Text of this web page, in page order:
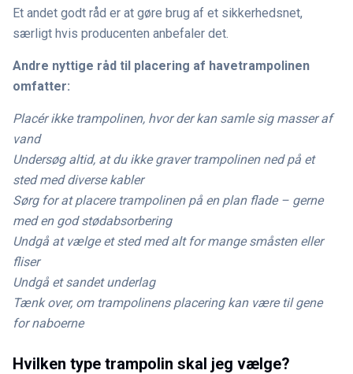
Et andet godt råd er at gøre brug af et sikkerhedsnet,
særligt hvis producenten anbefaler det.
Andre nyttige råd til placering af havetrampolinen
omfatter:
Placér ikke trampolinen, hvor der kan samle sig masser af
vand
Undersøg altid, at du ikke graver trampolinen ned på et
sted med diverse kabler
Sørg for at placere trampolinen på en plan flade – gerne
med en god stødabsorbering
Undgå at vælge et sted med alt for mange småsten eller
fliser
Undgå et sandet underlag
Tænk over, om trampolinens placering kan være til gene
for naboerne
Hvilken type trampolin skal jeg vælge?